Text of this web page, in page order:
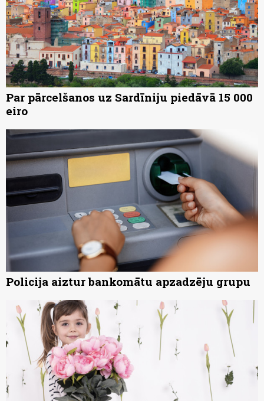
Par pārcelšanos uz Sardīniju piedāvā 15 000
eiro
Policija aiztur bankomātu apzadzēju grupu